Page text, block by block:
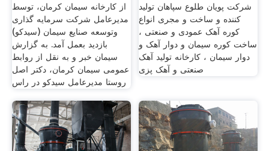
از کارخانه سیمان کرمان، توسط
مدیرعامل شرکت سرمایه گذاری
وتوسعه صنایع سیمان (سیدکو)
بازدید بعمل آمد. به گزارش
سیمان خبر و به نقل از روابط
عمومی سیمان کرمان، دکتر اصل
روستا مدیرعامل سیدکو در راس
شرکت پویان طلوع سپاهان تولید
کننده و ساخت و مجری انواع
کوره آهک عمودی و صنعتی ،
ساخت کوره سیمان و دوار آهک و
دوار سیمان ، کارخانه تولید آهک
صنعتی و آهک پزی